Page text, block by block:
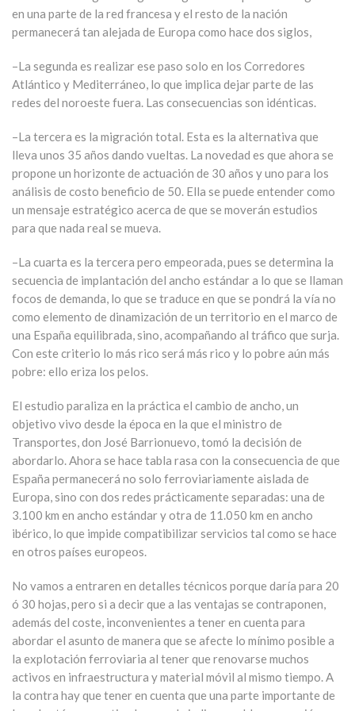
en una parte de la red francesa y el resto de la nación
permanecerá tan alejada de Europa como hace dos siglos,
–La segunda es realizar ese paso solo en los Corredores
Atlántico y Mediterráneo, lo que implica dejar parte de las
redes del noroeste fuera. Las consecuencias son idénticas.
–La tercera es la migración total. Esta es la alternativa que
lleva unos 35 años dando vueltas. La novedad es que ahora se
propone un horizonte de actuación de 30 años y uno para los
análisis de costo beneficio de 50. Ella se puede entender como
un mensaje estratégico acerca de que se moverán estudios
para que nada real se mueva.
–La cuarta es la tercera pero empeorada, pues se determina la
secuencia de implantación del ancho estándar a lo que se llaman
focos de demanda, lo que se traduce en que se pondrá la vía no
como elemento de dinamización de un territorio en el marco de
una España equilibrada, sino, acompañando al tráfico que surja.
Con este criterio lo más rico será más rico y lo pobre aún más
pobre: ello eriza los pelos.
El estudio paraliza en la práctica el cambio de ancho, un
objetivo vivo desde la época en la que el ministro de
Transportes, don José Barrionuevo, tomó la decisión de
abordarlo. Ahora se hace tabla rasa con la consecuencia de que
España permanecerá no solo ferroviariamente aislada de
Europa, sino con dos redes prácticamente separadas: una de
3.100 km en ancho estándar y otra de 11.050 km en ancho
ibérico, lo que impide compatibilizar servicios tal como se hace
en otros países europeos.
No vamos a entraren en detalles técnicos porque daría para 20
ó 30 hojas, pero si a decir que a las ventajas se contraponen,
además del coste, inconvenientes a tener en cuenta para
abordar el asunto de manera que se afecte lo mínimo posible a
la explotación ferroviaria al tener que renovarse muchos
activos en infraestructura y material móvil al mismo tiempo. A
la contra hay que tener en cuenta que una parte importante de